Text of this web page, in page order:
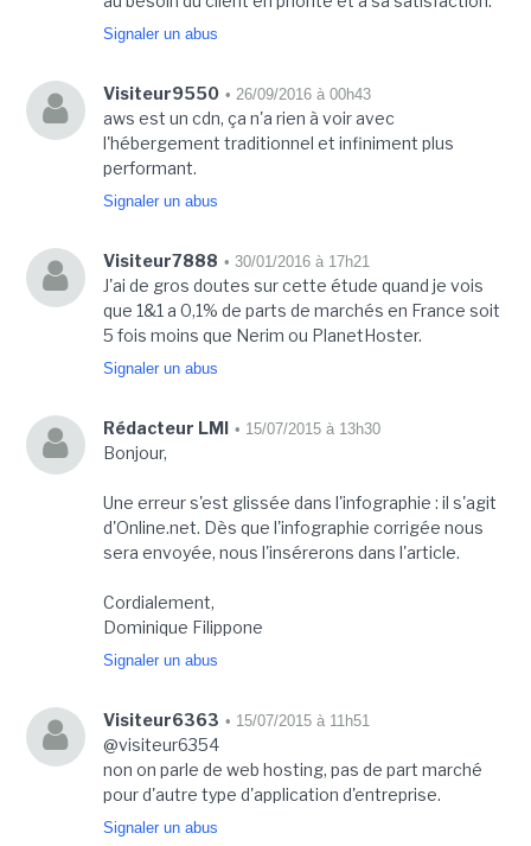
Signaler un abus
Visiteur9550 • 26/09/2016 à 00h43
aws est un cdn, ça n'a rien à voir avec
l'hébergement traditionnel et infiniment plus
performant.
Signaler un abus
Visiteur7888 • 30/01/2016 à 17h21
J'ai de gros doutes sur cette étude quand je vois
que 1&1 a 0,1% de parts de marchés en France soit
5 fois moins que Nerim ou PlanetHoster.
Signaler un abus
Rédacteur LMI • 15/07/2015 à 13h30
Bonjour,
Une erreur s'est glissée dans l'infographie : il s'agit
d'Online.net. Dès que l'infographie corrigée nous
sera envoyée, nous l'insérerons dans l'article.
Cordialement,
Dominique Filippone
Signaler un abus
Visiteur6363 • 15/07/2015 à 11h51
@visiteur6354
non on parle de web hosting, pas de part marché
pour d'autre type d'application d'entreprise.
Signaler un abus